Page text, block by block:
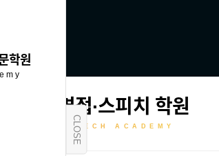
쌤의 면접·스피치 학원
SPEECH ACADEMY
학원
CLOSE